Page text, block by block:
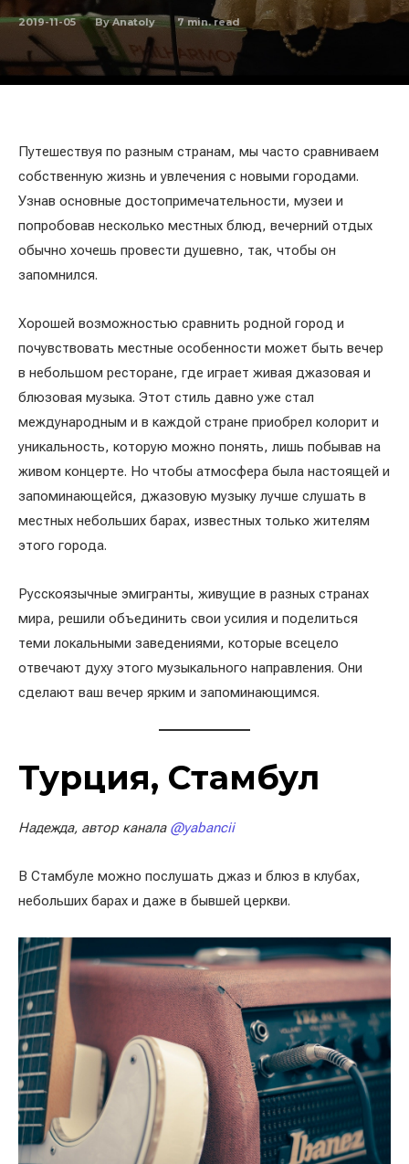
2019-11-05 By Anatoly 7min. read
Путешествуя по разным странам, мы часто сравниваем
собственную жизнь и увлечения с новыми городами.
Узнав основные достопримечательности, музеи и
попробовав несколько местных блюд, вечерний отдых
обычно хочешь провести душевно, так, чтобы он
запомнился.
Хорошей возможностью сравнить родной город и
почувствовать местные особенности может быть вечер
в небольшом ресторане, где играет живая джазовая и
блюзовая музыка. Этот стиль давно уже стал
международным и в каждой стране приобрел колорит и
уникальность, которую можно понять, лишь побывав на
живом концерте. Но чтобы атмосфера была настоящей и
запоминающейся, джазовую музыку лучше слушать в
местных небольших барах, известных только жителям
этого города.
Русскоязычные эмигранты, живущие в разных странах
мира, решили объединить свои усилия и поделиться
теми локальными заведениями, которые всецело
отвечают духу этого музыкального направления. Они
сделают ваш вечер ярким и запоминающимся.
Турция, Стамбул
Надежда, автор канала @yabancii
В Стамбуле можно послушать джаз и блюз в клубах,
небольших барах и даже в бывшей церкви.